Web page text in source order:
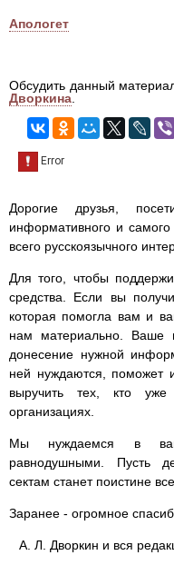
Апологет
Обсудить данный
Дворкина
Дорогие друзья,
информативного и самого
всего русскоязычного
Для того, чтобы
средства. Если вы
которая помогла вам и
нам материально. Ваше
донесение нужной
ней нуждаются, поможет
выручить тех, кто уже
организациях.
Мы нуждаемся в
равнодушными. Пусть
сектам станет поистине
Заранее - огромное
А. Л. Дворкин и вся